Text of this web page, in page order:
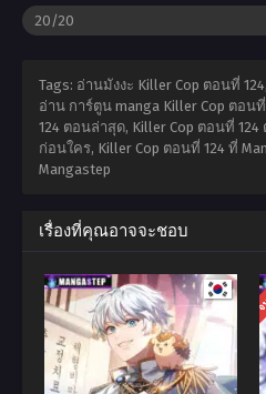
Tags: อ่านมังงะ Killer Cop ตอนที่
อ่าน การ์ตูน manga Killer Cop ตอน
124 ตอนล่าสุด, Killer Cop ตอนที่
ก่อนใคร, Killer Cop ตอนที่ 124 ที่
Mangastep
เรื่องที่คุณอาจจะชอบ